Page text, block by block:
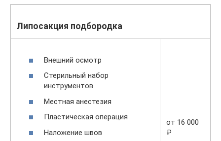
Липосакция подбородка
Внешний осмотр
Стерильный набор
инструментов
Местная анестезия
Пластическая операция
Наложение швов
от 16 000
₽